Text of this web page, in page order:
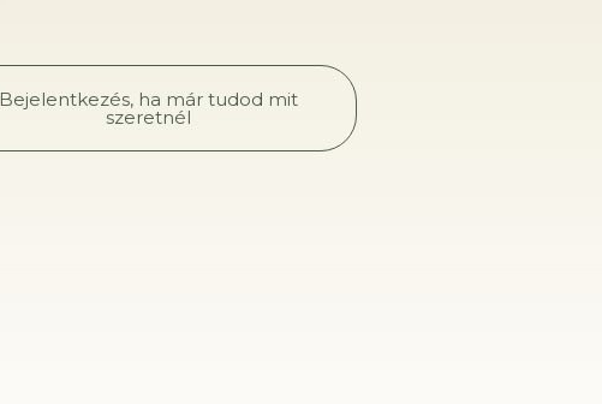
Bejelentkezés, ha már tudod mit
szeretnél